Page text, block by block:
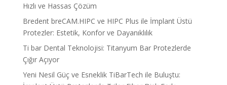
Hızlı ve Hassas Çözüm
Bredent breCAM.HIPC ve HIPC Plus ile İmplant Üstü
Protezler: Estetik, Konfor ve Dayanıklılık
Ti bar Dental Teknolojisi: Titanyum Bar Protezlerde
Çığır Açıyor
Yeni Nesil Güç ve Esneklik TiBarTech ile Buluştu: